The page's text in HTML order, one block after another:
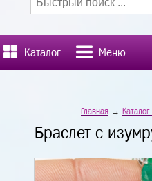
Каталог Меню
Главная →
Браслет с